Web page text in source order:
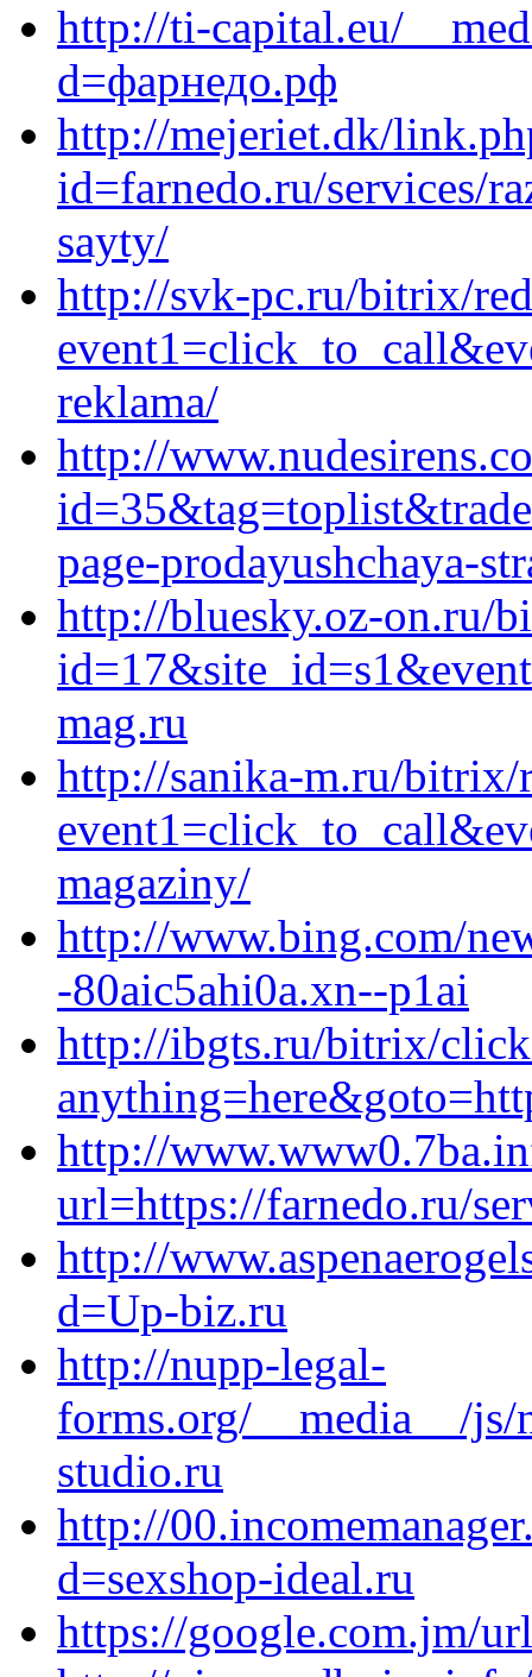
http://ti-capital.eu/
d=фарнедо.рф
http://mejeriet.dk/
id=farnedo.ru/services/
sayty/
http://svk-pc.ru/bitrix/
reklama/
http://
page-prodayushchaya-
http://bluesky.oz-on.ru/
mag.ru
http://sanika-m.ru/bitrix/
magaziny/
http://www.bing.com/
-80aic5ahi0a.xn--p1ai
http://ibgts.ru/bitrix/
http://
url=https://farnedo.ru/
http://
d=Up-biz.ru
http://nupp-legal-
forms.org/__media__/
studio.ru
http://
d=sexshop-ideal.ru
https://google.com.jm/